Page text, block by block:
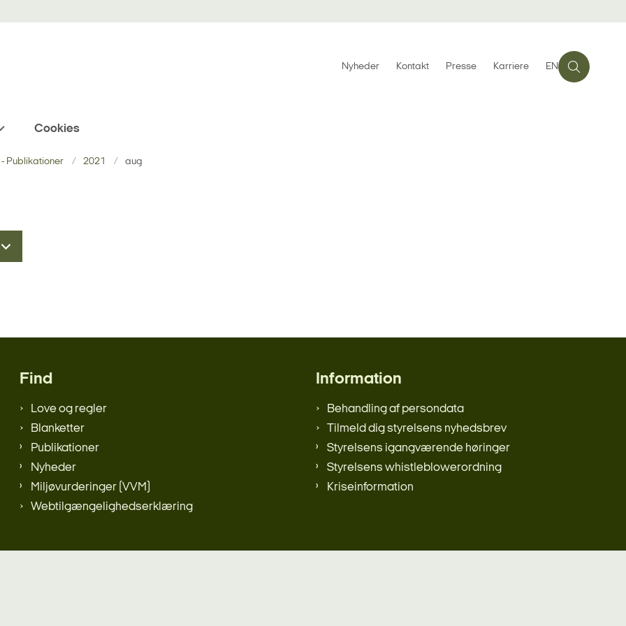
Nyheder Kontakt Presse Karriere EN
Cookies
Publikationer 2021 aug
Find
Love og regler
Blanketter
Publikationer
Nyheder
Miljøvurderinger (VVM)
Webtilgængelighedserklæring
Information
Behandling af persondata
Tilmeld dig styrelsens nyhedsbrev
Styrelsens igangværende høringer
Styrelsens whistleblowerordning
Kriseinformation